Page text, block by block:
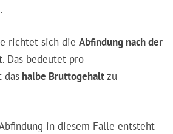
richtet sich die Abfindung nach der
. Das bedeutet pro
das halbe Bruttogehaltzu
in diesem Falle entsteht